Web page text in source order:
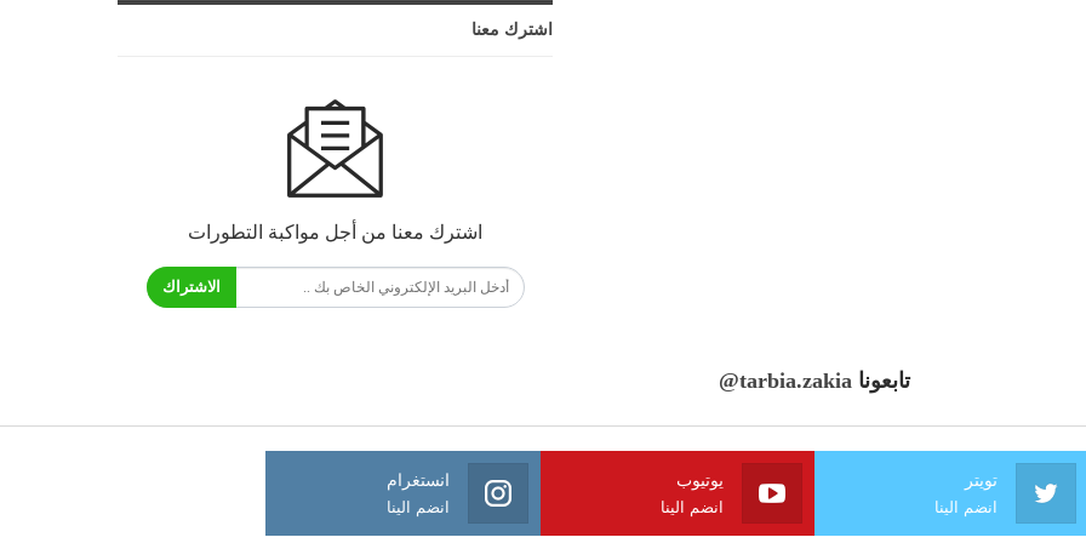
اشترك معنا
اشترك معنا من أجل مواكبة التطورات
الاشتراك
تابعونا @tarbia.zakia
تويتر
انضم الينا
يوتيوب
انضم الينا
انستغرام
انضم الينا